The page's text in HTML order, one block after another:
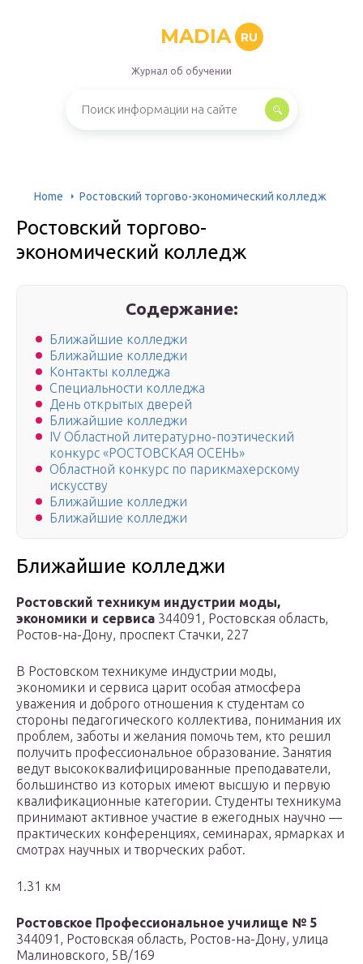
MADIA RU
Журнал об обучении
Home Ростовский торгово-экономический колледж
Ростовский торгово-
экономический колледж
Содержание:
Ближайшие колледжи
Ближайшие колледжи
Контакты колледжа
Специальности колледжа
День открытых дверей
Ближайшие колледжи
IV Областной литературно-поэтический
конкурс «РОСТОВСКАЯ ОСЕНЬ»
Областной конкурс по парикмахерскому
искусству
Ближайшие колледжи
Ближайшие колледжи
Ближайшие колледжи
Ростовский техникум индустрии моды,
экономики и сервиса 344091, Ростовская область,
Ростов-на-Дону, проспект Стачки, 227
В Ростовском техникуме индустрии моды,
экономики и сервиса царит особая атмосфера
уважения и доброго отношения к студентам со
стороны педагогического коллектива, понимания их
проблем, заботы и желания помочь тем, кто решил
получить профессиональное образование. Занятия
ведут высококвалифицированные преподаватели,
большинство из которых имеют высшую и первую
квалификационные категории. Студенты техникума
принимают активное участие в ежегодных научно —
практических конференциях, семинарах, ярмарках и
смотрах научных и творческих работ.
1.31 км
Ростовское Профессиональное училище № 5
344091, Ростовская область, Ростов-на-Дону, улица
Малиновского, 5В/169